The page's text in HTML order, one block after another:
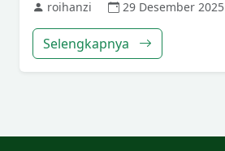
roihanzi 29 Desember 2025
Selengkapnya